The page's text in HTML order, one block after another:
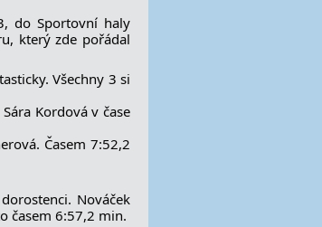
do Sportovní haly
který zde pořádal
Všechny 3 si
Kordová v čase
Časem 7:52,2
Nováček
časem 6:57,2 min.